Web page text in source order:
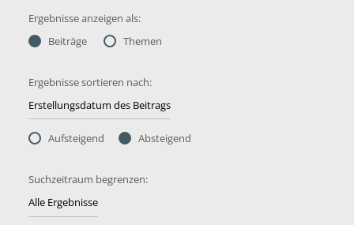
Ergebnisse anzeigen als:
Beiträge
Themen
Ergebnisse sortieren nach:
Aufsteigend Absteigend
Suchzeitraum begrenzen: